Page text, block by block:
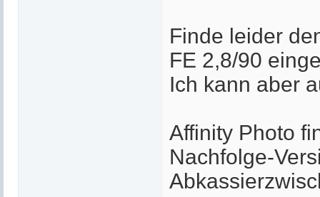
Finde leider
FE 2,8/90
Ich kann aber
Affinity Photo
Nachfolge-